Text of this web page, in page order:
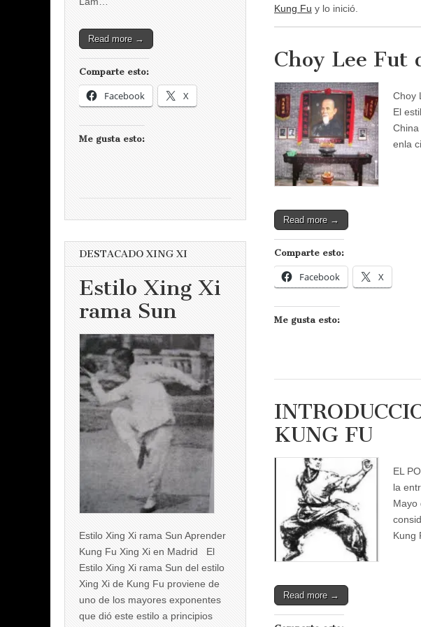
Kung Fu y lo inició.
Choy Lee Fut
Choy
El
enla
Read more →
Comparte esto:
Facebook X
Me gusta esto:
KUNG FU
EL
la
Mayo
Kung
Read more →
Read more →
Comparte esto:
Facebook X
Me gusta esto:
DESTACADO XING XI
Estilo Xing Xi
rama Sun
Estilo Xing Xi rama Sun Aprender
Kung Fu Xing Xi en Madrid El
Estilo Xing Xi rama Sun del estilo
Xing Xi de Kung Fu proviene de
uno de los mayores exponentes
que dió este estilo a principios